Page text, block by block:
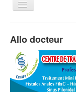
Basculer
Contact
Allo docteur